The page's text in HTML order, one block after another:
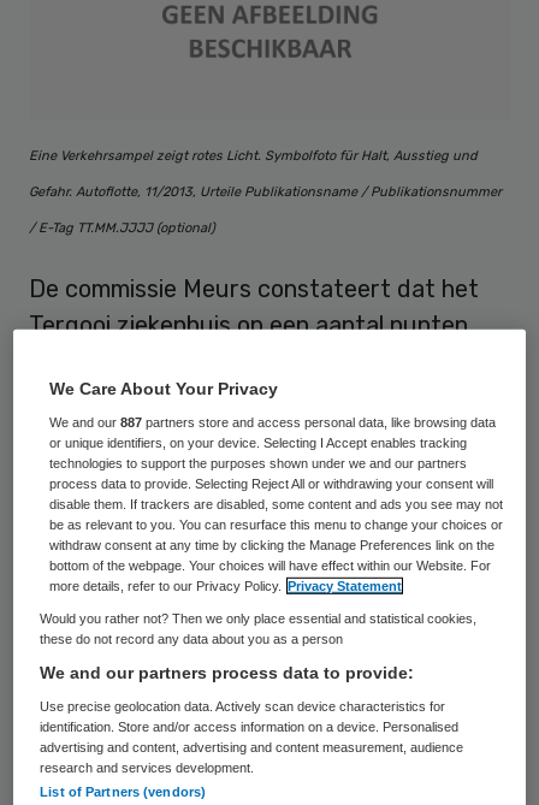
Eine Verkehrsampel zeigt rotes Licht. Symbolfoto für Halt, Ausstieg und
Gefahr. Autoflotte, 11/2013, Urteile Publikationsname / Publikationsnummer
/ E-Tag TT.MM.JJJJ (optional)
De commissie Meurs constateert dat het
Tergooi ziekenhuis op een aantal punten
een 21-jarige patiënt, die in november 2014
in het ziekenhuis onverwacht kwam te
overlijden. Volgens de commissie is de
“causaliteit tussen de onvolkomenheden in
de zorg en het overlijden niet uit te sluiten”,
maar inmiddels niet (meer) met zekerheid
vast te stellen.
Dit staat in hetonderzoeksrapportvan de
externe commissie onder leiding van RVS-
voorzitter Pauline Meurs, die zich op
verzoek van het Tergooi over de zaak heeft
We Care About Your Privacy
We and our887 partners store and access personal data, like browsing data
or unique identifiers, on your device. Selecting I Accept enables tracking
technologies to support the purposes shown under we and our partners
process data to provide. Selecting Reject All or withdrawing your consent will
disable them. If trackers are disabled, some content and ads you see may not
be as relevant to you. You can resurface this menu to change your choices or
withdraw consent at any time by clicking the Manage Preferences link on the
bottom of the webpage. Your choices will have effect within our Website. For
more details, refer to our Privacy Policy.
Privacy Statement
Would you rather not? Then we only place essential and statistical cookies,
these do not record any data about you as a person
We and our partners process data to provide:
Use precise geolocation data. Actively scan device characteristics for
identification. Store and/or access information on a device. Personalised
advertising and content, advertising and content measurement, audience
research and services development.
List of Partners (vendors)